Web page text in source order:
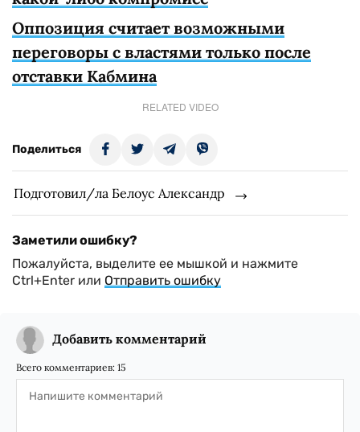
Оппозиция считает возможными
переговоры с властями только после
отставки Кабмина
RELATED VIDEO
Поделиться
Подготовил/ла Белоус Александр
Заметили ошибку?
Пожалуйста, выделите ее мышкой и нажмите
Ctrl+Enter или Отправить ошибку
Добавить комментарий
Всего комментариев: 15